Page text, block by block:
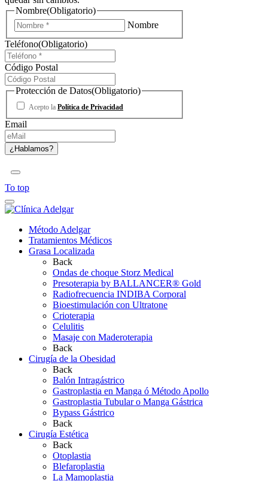
Nombre(Obligatorio)
Nombre
Teléfono(Obligatorio)
Código Postal
Protección de Datos(Obligatorio)
Acepto la Política de Privacidad
Email
To top
Método Adelgar
Tratamientos Médicos
Grasa Localizada
Back
Ondas de choque Storz Medical
Presoterapia by BALLANCER® Gold
Radiofrecuencia INDIBA Corporal
Bioestimulación con Ultratone
Crioterapia
Celulitis
Masaje con Maderoterapia
Back
Cirugía de la Obesidad
Back
Balón Intragástrico
Gastroplastia en Manga ó Método Apollo
Gastroplastia Tubular o Manga Gástrica
Bypass Gástrico
Back
Cirugía Estética
Back
Otoplastia
Blefaroplastia
La Mamoplastia